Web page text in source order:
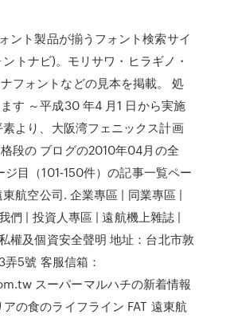
ント製品が揃うフォント検索サイ
トナビ)。モリサワ・ヒラギノ・
フォントなどの見本を掲載。 処
す ～平成30 年4 月1 日から実施
より、大阪湾フェニックス計画
段の ブログの2010年04月の全
目（101-150件）の記事一覧ペー
東航空公司. 企業專區 | 同業專區 |
們 | 投資人專區 | 遠航機上雜誌 |
權及個資安全聲明 地址：台北市敦
5號 客服信箱：
スーパーマルハチの新着情報
の食のライフライン FAT 遠東航